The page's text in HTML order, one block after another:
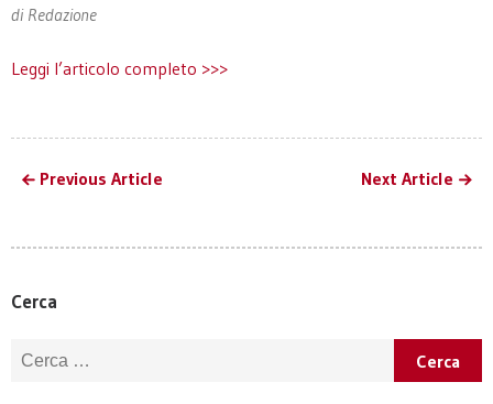
di Redazione
Leggi l’articolo completo >>>
Previous Article Next Article
Cerca
Ricerca per: